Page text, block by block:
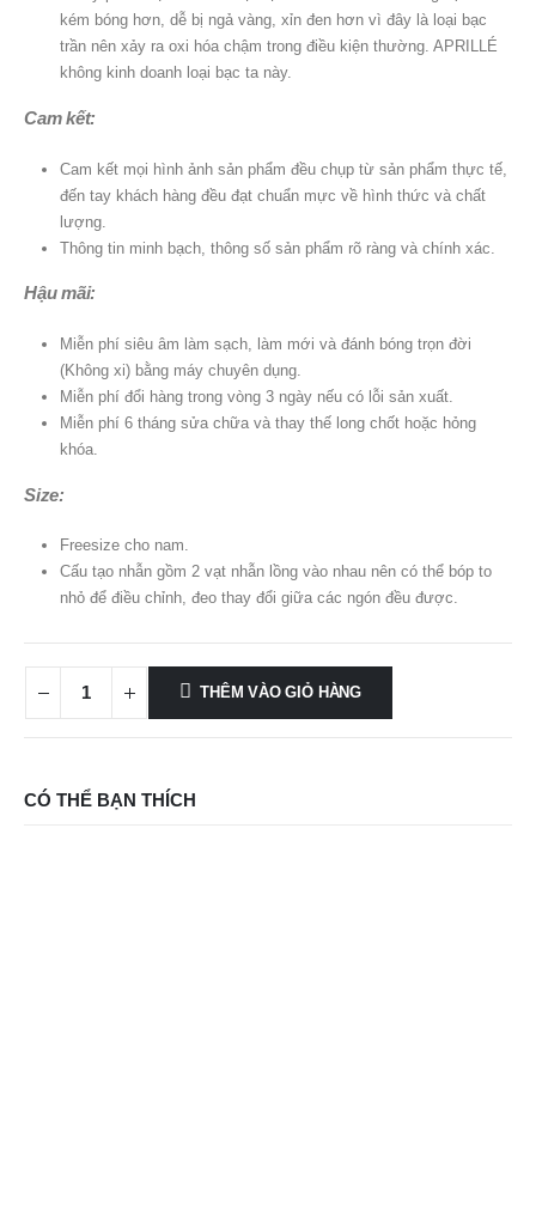
kém bóng hơn, dễ bị ngả vàng, xỉn đen hơn vì đây là loại bạc
trần nên xảy ra oxi hóa chậm trong điều kiện thường. APRILLÉ
không kinh doanh loại bạc ta này.
Cam kết:
Cam kết mọi hình ảnh sản phẩm đều chụp từ sản phẩm thực tế,
đến tay khách hàng đều đạt chuẩn mực về hình thức và chất
lượng.
Thông tin minh bạch, thông số sản phẩm rõ ràng và chính xác.
Hậu mãi:
Miễn phí siêu âm làm sạch, làm mới và đánh bóng trọn đời
(Không xi) bằng máy chuyên dụng.
Miễn phí đổi hàng trong vòng 3 ngày nếu có lỗi sản xuất.
Miễn phí 6 tháng sửa chữa và thay thế long chốt hoặc hỏng
khóa.
Size:
Freesize cho nam.
Cấu tạo nhẫn gồm 2 vạt nhẫn lồng vào nhau nên có thể bóp to
nhỏ để điều chỉnh, đeo thay đổi giữa các ngón đều được.
THÊM VÀO GIỎ HÀNG
CÓ THỂ BẠN THÍCH